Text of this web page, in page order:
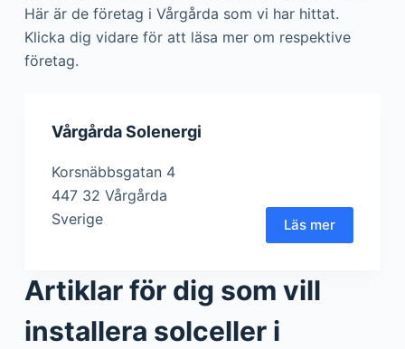
Här är de företag i Vårgårda som vi har hittat.
Klicka dig vidare för att läsa mer om respektive
företag.
Vårgårda Solenergi
Korsnäbbsgatan 4
447 32 Vårgårda
Sverige
Läs mer
Artiklar för dig som vill
installera solceller i